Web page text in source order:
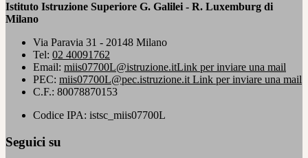
Istituto Istruzione Superiore G. Galilei - R. Luxemburg di
Milano
Via Paravia 31 - 20148 Milano
Tel: 02 40091762
Email: miis07700L@istruzione.itLink per inviare una mail
PEC: miis07700L@pec.istruzione.it Link per inviare una mail
C.F.: 80078870153
Codice IPA: istsc_miis07700L
Seguici su